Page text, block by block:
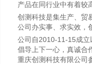
产品在同行业中有着较
创测科技是集生产、贸
公司办实事、求实效，
公司自2010-11-15成立
倡导上下一心，真诚合
重庆创测科技有限公司